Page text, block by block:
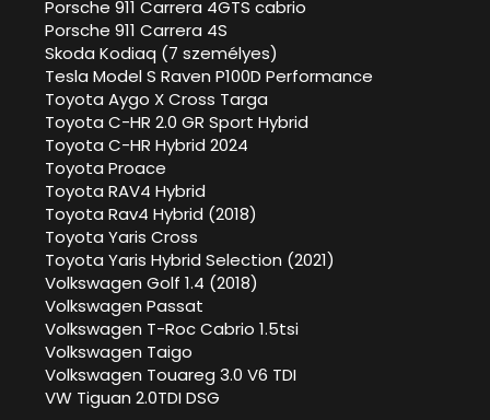
Porsche 911 Carrera 4GTS cabrio
Porsche 911 Carrera 4S
Skoda Kodiaq (7 személyes)
Tesla Model S Raven P100D Performance
Toyota Aygo X Cross Targa
Toyota C-HR 2.0 GR Sport Hybrid
Toyota C-HR Hybrid 2024
Toyota Proace
Toyota RAV4 Hybrid
Toyota Rav4 Hybrid (2018)
Toyota Yaris Cross
Toyota Yaris Hybrid Selection (2021)
Volkswagen Golf 1.4 (2018)
Volkswagen Passat
Volkswagen T-Roc Cabrio 1.5tsi
Volkswagen Taigo
Volkswagen Touareg 3.0 V6 TDI
VW Tiguan 2.0TDI DSG